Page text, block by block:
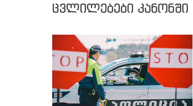
ცვლილებები კანონში